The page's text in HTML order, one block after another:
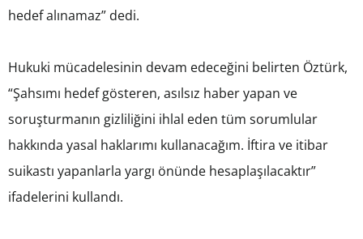
hedef alınamaz” dedi.
Hukuki mücadelesinin devam edeceğini belirten Öztürk,
“Şahsımı hedef gösteren, asılsız haber yapan ve
soruşturmanın gizliliğini ihlal eden tüm sorumlular
hakkında yasal haklarımı kullanacağım. İftira ve itibar
suikastı yapanlarla yargı önünde hesaplaşılacaktır”
ifadelerini kullandı.